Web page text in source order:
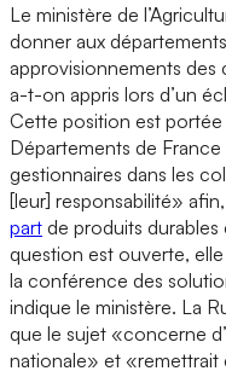
Le ministère de
donner aux
approvisionnements des
a-t-on appris lors d’un
Cette position est
Départements de
gestionnaires dans les
[leur] responsabilité»
part de produits durables
question est ouverte,
la conférence des
indique le ministère. La
que le sujet «concerne
nationale» et «remettrait